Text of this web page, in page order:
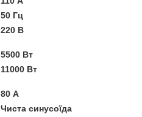
50 Гц
220 В
5500 Вт
11000 Вт
80 А
Чиста синусоїда